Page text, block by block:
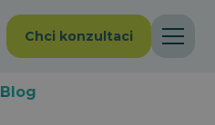
Chci konzultaci
Blog